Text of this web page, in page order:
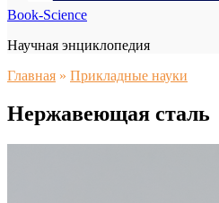
Book-Science
Научная энциклопедия
Главная » Прикладные науки
Нержавеющая сталь